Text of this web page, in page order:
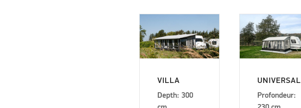
VILLA
Depth: 300
UNIVERSAL
Profondeur: